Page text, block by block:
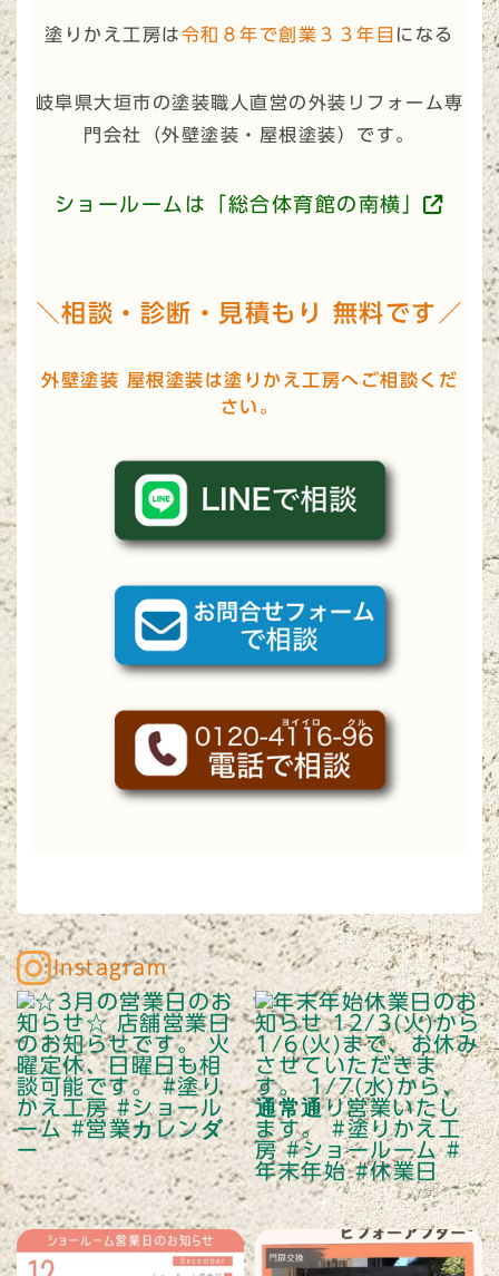
塗りかえ工房は令和８年で創業３３年目 になる
岐阜県大垣市の塗装職人直営の外装リフォーム専
門会社（外壁塗装・屋根塗装）です。
ショールームは「総合体育館の南横」
＼相談・診断・見積もり 無料です／
外壁塗装 屋根塗装は塗りかえ工房へご相談くだ
さい。
Instagram